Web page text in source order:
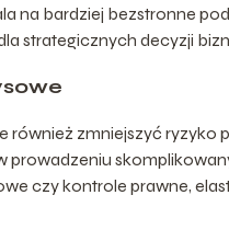
na bardziej bezstronne
strategicznych decyzji
również zmniejszyć ryzyko
prowadzeniu
czy kontrole prawne,